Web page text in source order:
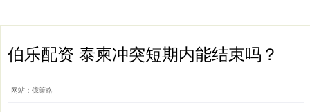
伯乐配资 泰柬冲突短期内能结束吗？
网站：億策略